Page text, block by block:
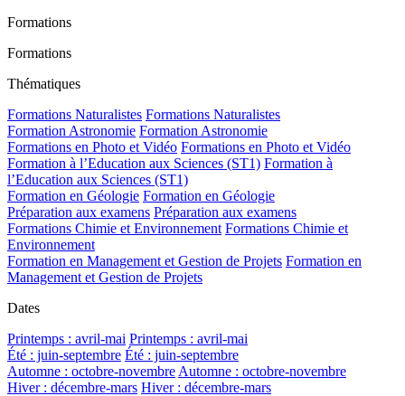
Formations
Formations
Thématiques
Formations Naturalistes Formations Naturalistes
Formation Astronomie Formation Astronomie
Formations en Photo et Vidéo Formations en Photo et Vidéo
Formation à l’Education aux Sciences (ST1) Formation à
l’Education aux Sciences (ST1)
Formation en Géologie Formation en Géologie
Préparation aux examens Préparation aux examens
Formations Chimie et Environnement Formations Chimie et
Environnement
Formation en Management et Gestion de Projets Formation en
Management et Gestion de Projets
Dates
Printemps : avril-mai Printemps : avril-mai
Été : juin-septembre Été : juin-septembre
Automne : octobre-novembre Automne : octobre-novembre
Hiver : décembre-mars Hiver : décembre-mars